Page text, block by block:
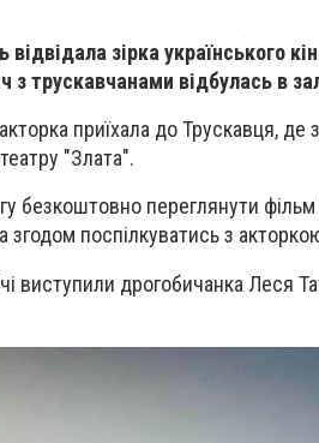
зірка українського
з трускавчанами відбулась в
приїхала до Трускавця, де
"Злата".
безкоштовно переглянути фільм
згодом поспілкуватись з
виступили дрогобичанка Леся